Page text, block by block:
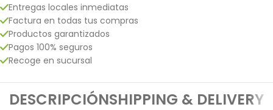
Entregas locales inmediatas
Factura en todas tus compras
Productos garantizados
Pagos 100% seguros
Recoge en sucursal
DESCRIPCIÓNSHIPPING & DELIVERY